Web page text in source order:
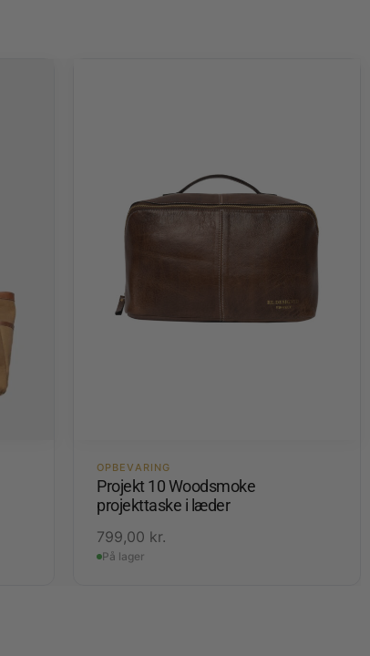
OPBEVARING
Projekt 10 Woodsmoke
projekttaske i læder
799,00 kr.
På lager